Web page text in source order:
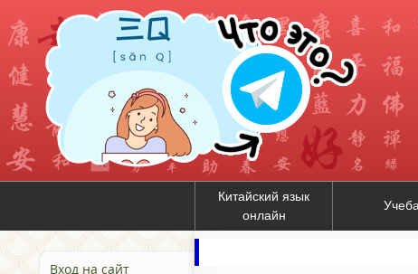
Китайский язык
онлайн
Учеба
Вход на сайт